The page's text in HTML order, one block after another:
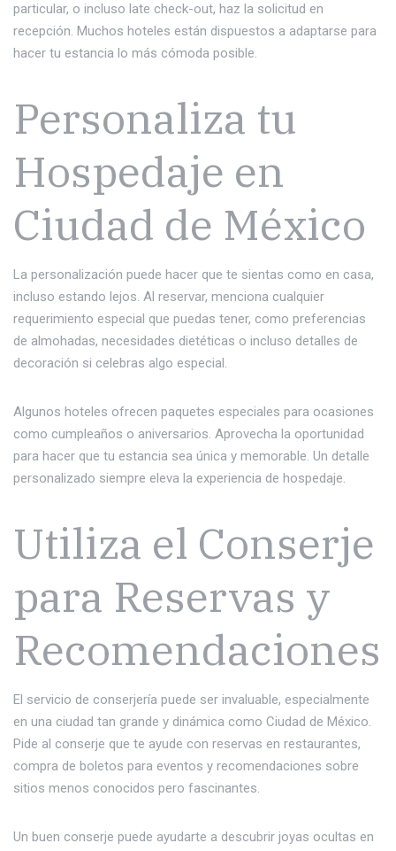
particular, o incluso late check-out, haz la solicitud en
recepción. Muchos hoteles están dispuestos a adaptarse para
hacer tu estancia lo más cómoda posible.
Personaliza tu
Hospedaje en
Ciudad de México
La personalización puede hacer que te sientas como en casa,
incluso estando lejos. Al reservar, menciona cualquier
requerimiento especial que puedas tener, como preferencias
de almohadas, necesidades dietéticas o incluso detalles de
decoración si celebras algo especial.
Algunos hoteles ofrecen paquetes especiales para ocasiones
como cumpleaños o aniversarios. Aprovecha la oportunidad
para hacer que tu estancia sea única y memorable. Un detalle
personalizado siempre eleva la experiencia de hospedaje.
Utiliza el Conserje
para Reservas y
Recomendaciones
El servicio de conserjería puede ser invaluable, especialmente
en una ciudad tan grande y dinámica como Ciudad de México.
Pide al conserje que te ayude con reservas en restaurantes,
compra de boletos para eventos y recomendaciones sobre
sitios menos conocidos pero fascinantes.
Un buen conserje puede ayudarte a descubrir joyas ocultas en